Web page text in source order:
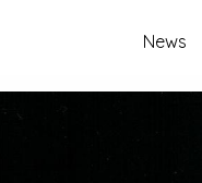
News